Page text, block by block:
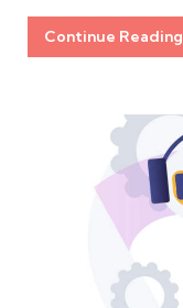
Continue Reading